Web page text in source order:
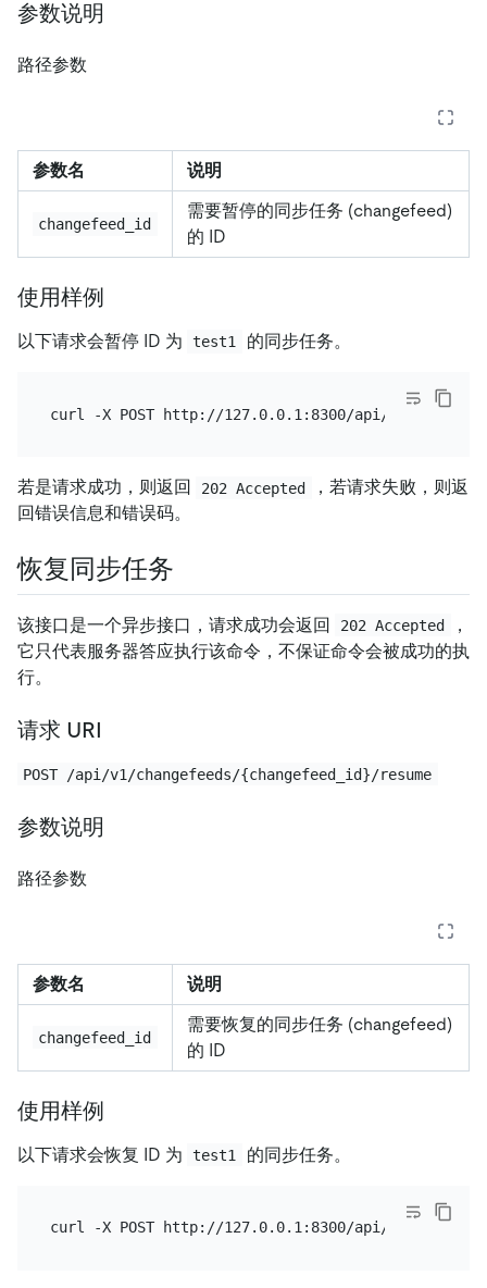
参数说明
路径参数
参数名 说明
changefeed_id
需要暂停的同步任务 (changefeed)
的 ID
使用样例
以下请求会暂停 ID 为 test1 的同步任务。
若是请求成功，则返回 202 Accepted
，若请求失败，则返
回错误信息和错误码。
恢复同步任务
该接口是一个异步接口，请求成功会返回 202 Accepted
，
它只代表服务器答应执行该命令，不保证命令会被成功的执
行。
请求 URI
POST /api/v1/changefeeds/{changefeed_id}/resume
参数说明
路径参数
参数名 说明
changefeed_id
需要恢复的同步任务 (changefeed)
的 ID
使用样例
以下请求会恢复 ID 为 test1 的同步任务。